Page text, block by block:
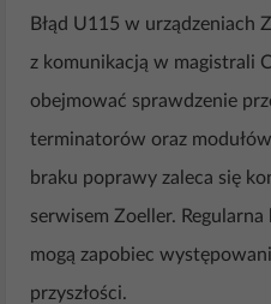
Błąd U115 w urządzeniach
z komunikacją w magistrali
obejmować sprawdzenie
terminatorów oraz
braku poprawy zaleca się
serwisem Zoeller.
mogą zapobiec
przyszłości.